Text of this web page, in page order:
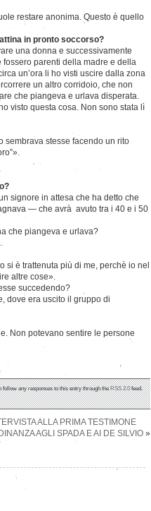
restare anonima. Questo è quello
in pronto soccorso?
una donna e successivamente
fossero parenti della madre e della
un’ora li ho visti uscire dalla zona
un altro corridoio, che non
che piangeva e urlava disperata.
visto questa cosa. Non sono stata lì
sembrava stesse facendo un rito
signore in attesa che ha detto che
— che avrà avuto tra i 40 e i 50
che piangeva e urlava?
si è trattenuta più di me, perchè io nel
altre cose».
succedendo?
dove era uscito il gruppo di
Non potevano sentire le persone
follow any responses to this entry through theRSS 2.0feed.
ALLA PRIMA TESTIMONE
AGLI SPADA E AI DE SILVIO »